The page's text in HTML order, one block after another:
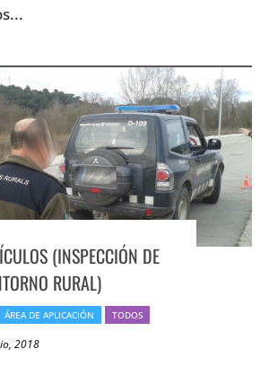
(INSPECCIÓN DE
RURAL)
ÁREA DE APLICACIÓN TODOS
2018